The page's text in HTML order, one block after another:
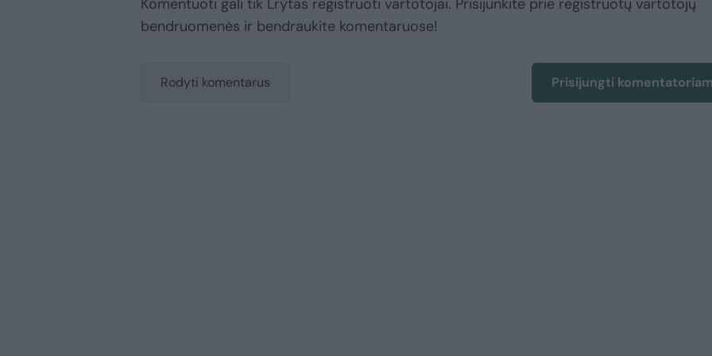
Komentuoti gali tik Lrytas registruoti vartotojai. Prisijunkite prie registruotų vartotojų
bendruomenės ir bendraukite komentaruose!
Rodyti komentarus Prisijungti